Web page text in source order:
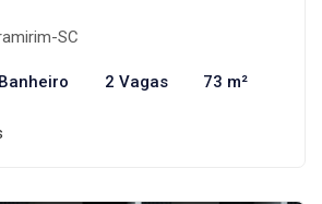
SC
2 Vagas 73 m²